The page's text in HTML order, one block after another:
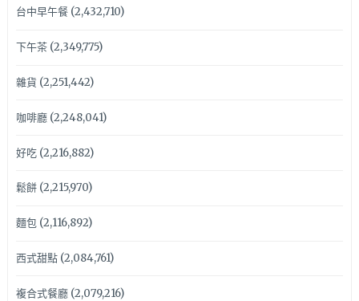
台中早午餐(2,432,710)
下午茶(2,349,775)
雜貨 (2,251,442)
咖啡廳(2,248,041)
好吃(2,216,882)
鬆餅(2,215,970)
麵包(2,116,892)
西式甜點(2,084,761)
複合式餐廳(2,079,216)